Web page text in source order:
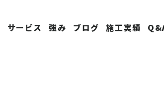
サービス 強み ブログ 施工実績